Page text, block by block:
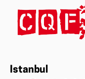
Istanbul